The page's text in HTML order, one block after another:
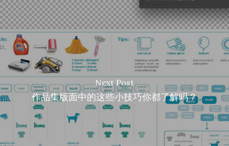
Next Post
作品集版面中的这些小技巧你都了解吗？